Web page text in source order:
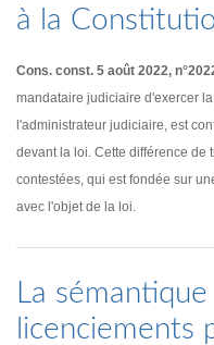
à la
Cons. const. 5 août 2022,
mandataire judiciaire d'exercer
l'administrateur judiciaire, est
devant la loi. Cette différence de
contestées, qui est fondée sur
avec l'objet de la loi.
La
licenciements